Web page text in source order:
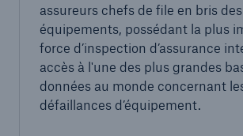
assureurs chefs de file en bris des
équipements, possédant la plus
force d’inspection d’assurance
accès à l'une des plus grandes
données au monde concernant
défaillances d’équipement.